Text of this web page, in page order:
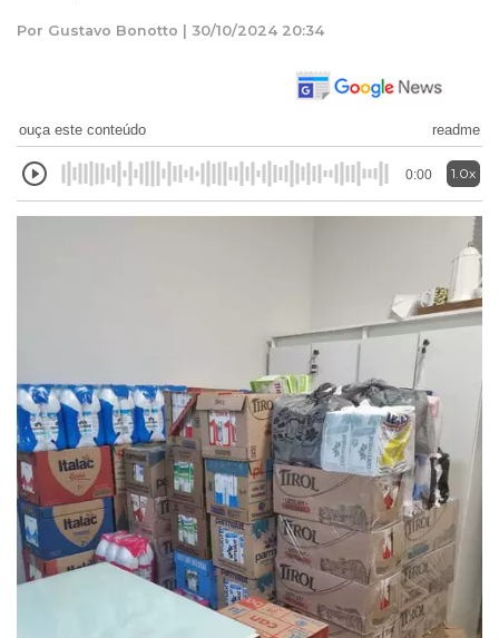
Por Gustavo Bonotto | 30/10/2024 20:34
ouça este conteúdo readme
0:00 1.0x